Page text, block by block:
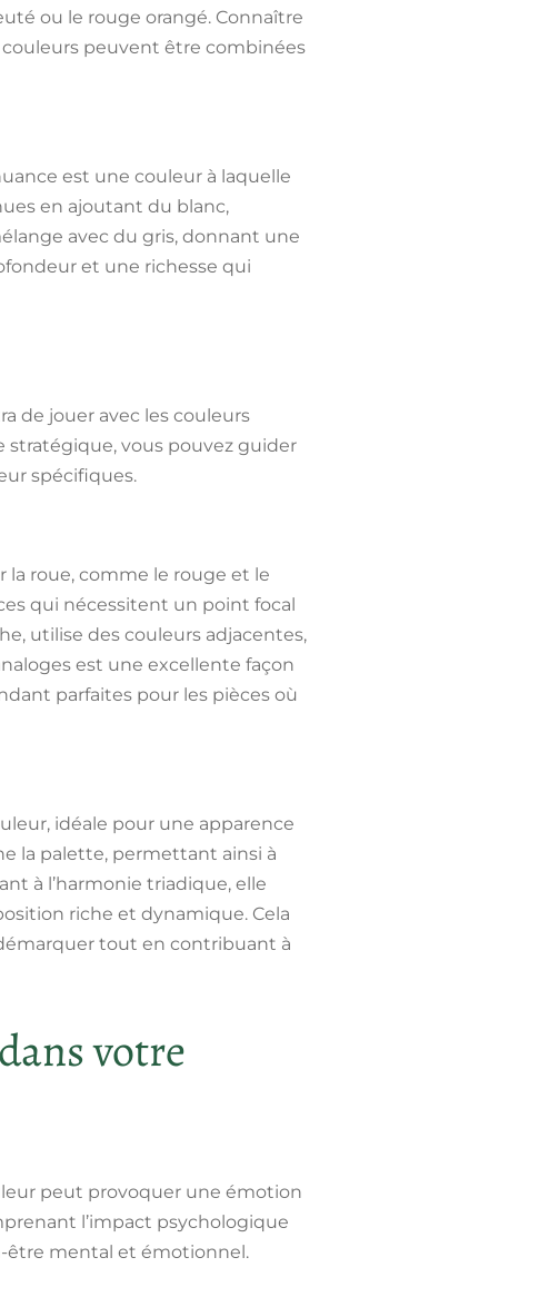
ou le rouge orangé. Connaître
peuvent être combinées
est une couleur à laquelle
en ajoutant du blanc,
avec du gris, donnant une
et une richesse qui
de jouer avec les couleurs
stratégique, vous pouvez guider
spécifiques.
la roue, comme le rouge et le
qui nécessitent un point focal
utilise des couleurs adjacentes,
est une excellente façon
parfaites pour les pièces où
idéale pour une apparence
la palette, permettant ainsi à
à l’harmonie triadique, elle
riche et dynamique. Cela
tout en contribuant à
votre
peut provoquer une émotion
l’impact psychologique
être mental et émotionnel.